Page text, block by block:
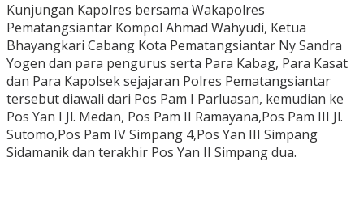
Kunjungan Kapolres bersama Wakapolres
Pematangsiantar Kompol Ahmad Wahyudi, Ketua
Bhayangkari Cabang Kota Pematangsiantar Ny Sandra
Yogen dan para pengurus serta Para Kabag, Para Kasat
dan Para Kapolsek sejajaran Polres Pematangsiantar
tersebut diawali dari Pos Pam I Parluasan, kemudian ke
Pos Yan I Jl. Medan, Pos Pam II Ramayana,Pos Pam III Jl.
Sutomo,Pos Pam IV Simpang 4,Pos Yan III Simpang
Sidamanik dan terakhir Pos Yan II Simpang dua.